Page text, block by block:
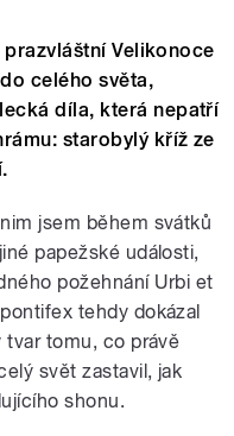
Velikonoce
celého světa,
díla, která nepatří
starobylý kříž ze
jsem během svátků
papežské události,
požehnání Urbi et
tehdy dokázal
tvar tomu, co právě
svět zastavil, jak
shonu.